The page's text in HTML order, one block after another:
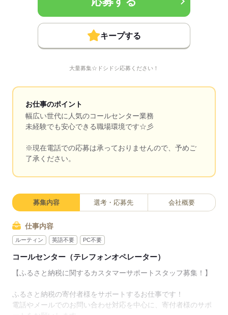
キープする
大量募集☆ドシドシ応募ください！
お仕事のポイント
幅広い世代に人気のコールセンター業務
未経験でも安心できる職場環境です☆彡
※現在電話での応募は承っておりませんので、予めご
了承ください。
募集内容 選考・応募先 会社概要
仕事内容
ルーティン 英語不要 PC不要
コールセンター（テレフォンオペレーター）
【ふるさと納税に関するカスタマーサポートスタッフ募集！】
ふるさと納税の寄付者様をサポートするお仕事です！
電話やメールでのお問い合わせ対応を中心に、寄付者様のサポ